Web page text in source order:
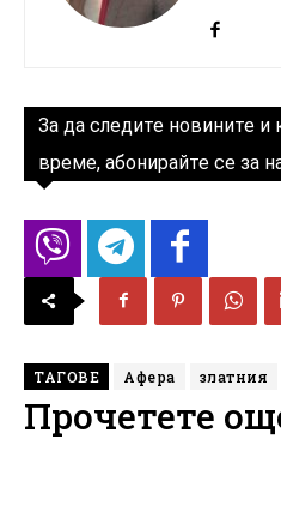
За да следите новините и
време, абонирайте се за
ТАГОВЕ Афера златния
Прочетете